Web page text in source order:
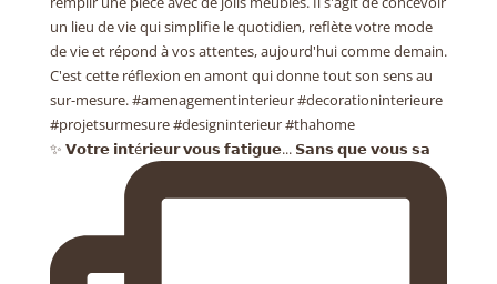
✨ 𝗩𝗼𝘁𝗿𝗲 𝗶𝗻𝘁é𝗿𝗶𝗲𝘂𝗿 𝘃𝗼𝘂𝘀 𝗳𝗮𝘁𝗶𝗴𝘂𝗲... 𝗦𝗮𝗻𝘀 𝗾𝘂𝗲 𝘃𝗼𝘂𝘀 𝘀𝗮